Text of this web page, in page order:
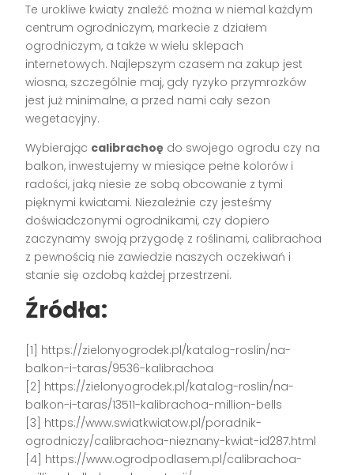
Te urokliwe kwiaty znaleźć można w niemal każdym
centrum ogrodniczym, markecie z działem
ogrodniczym, a także w wielu sklepach
internetowych. Najlepszym czasem na zakup jest
wiosna, szczególnie maj, gdy ryzyko przymrozków
jest już minimalne, a przed nami cały sezon
wegetacyjny.
Wybierając calibrachoę do swojego ogrodu czy na
balkon, inwestujemy w miesiące pełne kolorów i
radości, jaką niesie ze sobą obcowanie z tymi
pięknymi kwiatami. Niezależnie czy jesteśmy
doświadczonymi ogrodnikami, czy dopiero
zaczynamy swoją przygodę z roślinami, calibrachoa
z pewnością nie zawiedzie naszych oczekiwań i
stanie się ozdobą każdej przestrzeni.
Źródła:
[1] https://zielonyogrodek.pl/katalog-roslin/na-
balkon-i-taras/9536-kalibrachoa
[2] https://zielonyogrodek.pl/katalog-roslin/na-
balkon-i-taras/13511-kalibrachoa-million-bells
[3] https://www.swiatkwiatow.pl/poradnik-
ogrodniczy/calibrachoa-nieznany-kwiat-id287.html
[4] https://www.ogrodpodlasem.pl/calibrachoa-